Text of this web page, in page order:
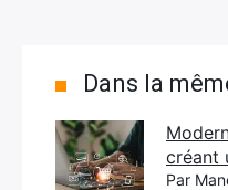
Dans la
créant
Par